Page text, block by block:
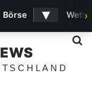
Börse ▾ ›